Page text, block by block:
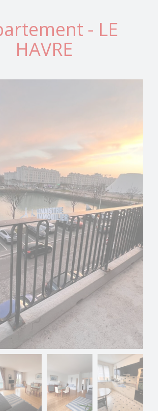
- LE
HAVRE